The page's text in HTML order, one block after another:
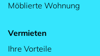
Möblierte Wohnung
Vermieten
Ihre Vorteile